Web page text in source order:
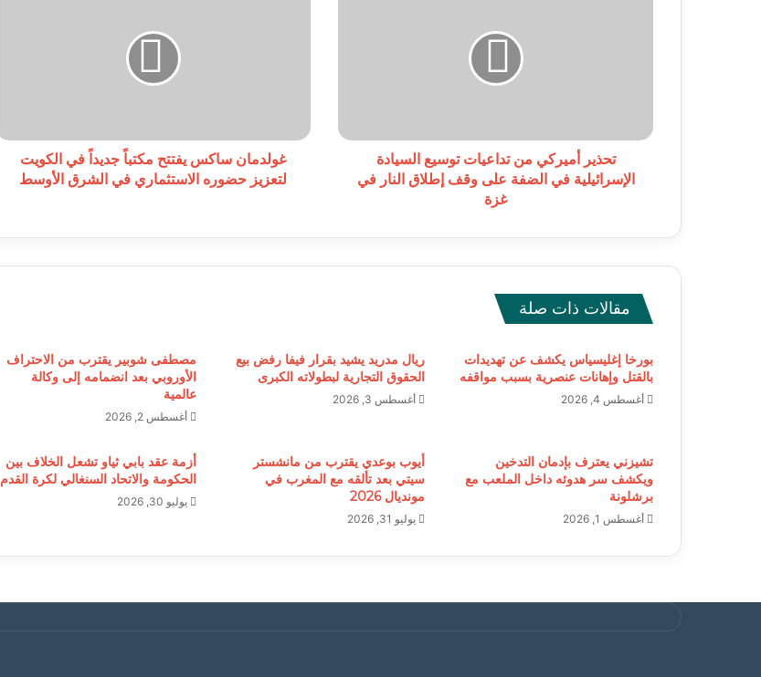
الضفة
وقف
تحذير أميركي من تداعيات توسيع السيادة
الإسرائيلية في الضفة على وقف إطلاق النار في
غزة
حضوره
الاستثماري
غولدمان ساكس يفتتح مكتباً جديداً في الكويت
لتعزيز حضوره الاستثماري في الشرق الأوسط
مقالات ذات صلة
بورخا إغليسياس يكشف عن تهديدات
بالقتل وإهانات عنصرية بسبب مواقفه
أغسطس 4, 2026
ريال مدريد يشيد بقرار فيفا رفض بيع
الحقوق التجارية لبطولاته الكبرى
أغسطس 3, 2026
مصطفى شوبير يقترب من الاحتراف
الأوروبي بعد انضمامه إلى وكالة
عالمية
أغسطس 2, 2026
تشيزني يعترف بإدمان التدخين
ويكشف سر هدوئه داخل الملعب مع
برشلونة
أغسطس 1, 2026
أيوب بوعدي يقترب من مانشستر
سيتي بعد تألقه مع المغرب في
مونديال 2026
يوليو 31, 2026
أزمة عقد بابي ثياو تشعل الخلاف بين
الحكومة والاتحاد السنغالي لكرة القدم
يوليو 30, 2026